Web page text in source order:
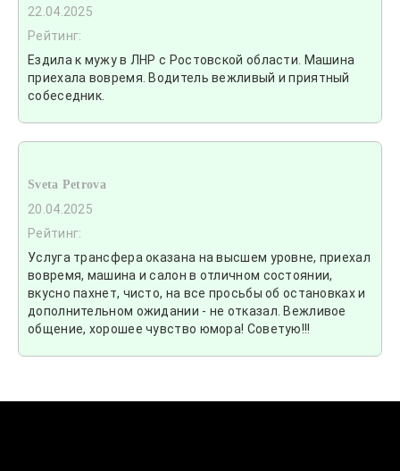
22.04.2025
Рейтинг:
Ездила к мужу в ЛНР с Ростовской области. Машина
приехала вовремя. Водитель вежливый и приятный
собеседник.
Sveta Petrova
20.04.2025
Рейтинг:
Услуга трансфера оказана на высшем уровне, приехал
вовремя, машина и салон в отличном состоянии,
вкусно пахнет, чисто, на все просьбы об остановках и
дополнительном ожидании - не отказал. Вежливое
общение, хорошее чувство юмора! Советую!!!